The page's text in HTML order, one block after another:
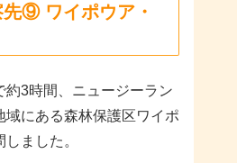
⑨ ワイポウア・
約3時間、ニュージーラン
域にある森林保護区ワイポ
ました。